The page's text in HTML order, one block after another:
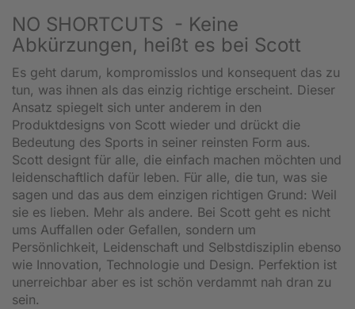
NO SHORTCUTS - Keine
Abkürzungen, heißt es bei Scott
Es geht darum, kompromisslos und konsequent das zu
tun, was ihnen als das einzig richtige erscheint. Dieser
Ansatz spiegelt sich unter anderem in den
Produktdesigns von Scott wieder und drückt die
Bedeutung des Sports in seiner reinsten Form aus.
Scott designt für alle, die einfach machen möchten und
leidenschaftlich dafür leben. Für alle, die tun, was sie
sagen und das aus dem einzigen richtigen Grund: Weil
sie es lieben. Mehr als andere. Bei Scott geht es nicht
ums Auffallen oder Gefallen, sondern um
Persönlichkeit, Leidenschaft und Selbstdisziplin ebenso
wie Innovation, Technologie und Design. Perfektion ist
unerreichbar aber es ist schön verdammt nah dran zu
sein.